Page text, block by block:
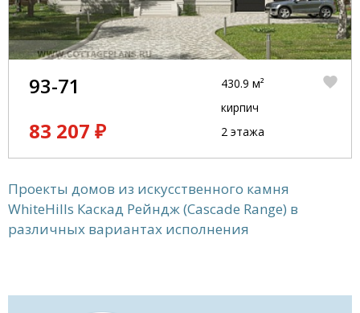
93-71
83 207 ₽
430.9 м²
кирпич
2 этажа
Проекты домов из искусственного камня
WhiteHills Каскад Рейндж (Cascade Range) в
различных вариантах исполнения